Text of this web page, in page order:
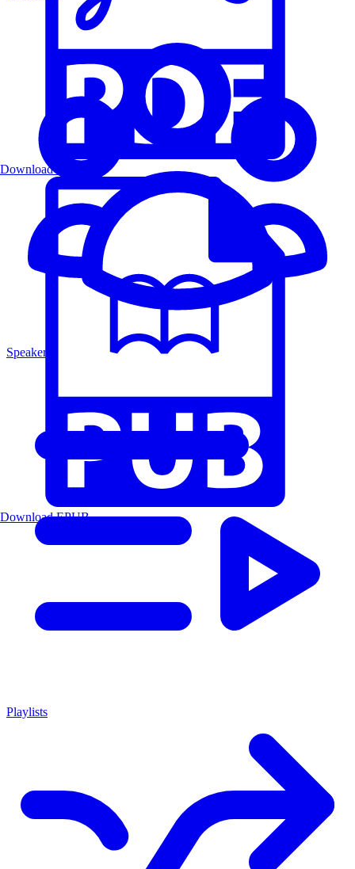
Speakers
Playlists
Download PDF
Download EPUB